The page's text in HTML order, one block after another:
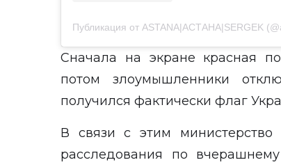
Публикация от ASTANA|АСТАНА|SERGEK
Сначала на экране красная
потом злоумышленники
получился фактически флаг
В связи с этим
расследования по